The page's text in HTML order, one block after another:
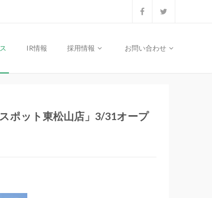
IR情報 採用情報 お問い合わせ
ポット東松山店」3/31オープ